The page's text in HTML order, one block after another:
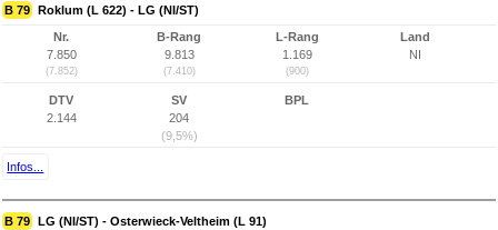
B 79 Roklum (L 622) - LG (NI/ST)
Nr.
7.850
(7.852)
B-Rang
9.813
(7.410)
L-Rang
1.169
(900)
Land
NI
DTV
2.144
SV
204
(9,5%)
BPL
Infos...
B 79 LG (NI/ST) - Osterwieck-Veltheim (L 91)